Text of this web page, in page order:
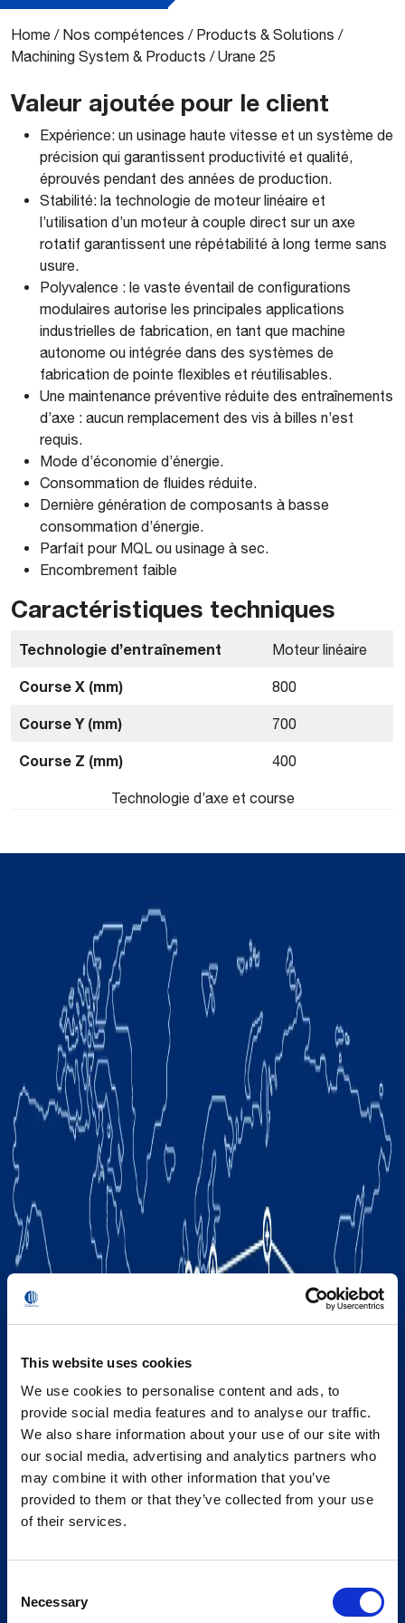
This website uses cookies
We use cookies to personalise content and ads, to
provide social media features and to analyse our traffic.
We also share information about your use of our site with
our social media, advertising and analytics partners who
may combine it with other information that you’ve
provided to them or that they’ve collected from your use
of their services.
Selection
Necessary
Home / Nos compétences / Products & Solutions /
Machining System & Products /Urane 25
Valeur ajoutée pour le client
Expérience: un usinage haute vitesse et un système de
précision qui garantissent productivité et qualité,
éprouvés pendant des années de production.
Stabilité: la technologie de moteur linéaire et
l’utilisation d’un moteur à couple direct sur un axe
rotatif garantissent une répétabilité à long terme sans
usure.
Polyvalence : le vaste éventail de configurations
modulaires autorise les principales applications
industrielles de fabrication, en tant que machine
autonome ou intégrée dans des systèmes de
fabrication de pointe flexibles et réutilisables.
Une maintenance préventive réduite des entraînements
d’axe : aucun remplacement des vis à billes n’est
requis.
Mode d’économie d’énergie.
Consommation de fluides réduite.
Dernière génération de composants à basse
consommation d’énergie.
Parfait pour MQL ou usinage à sec.
Encombrement faible
Caractéristiques techniques
Technologie d’entraînement Moteur linéaire
Course X (mm) 800
Course Y (mm) 700
Course Z (mm) 400
Technologie d’axe et course